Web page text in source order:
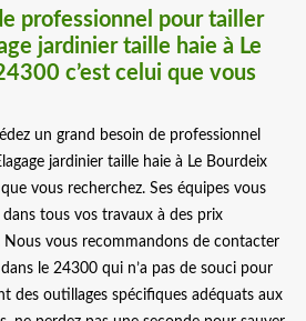
professionnel pour tailler
jardinier taille haie à Le
c’est celui que vous
un grand besoin de professionnel
jardinier taille haie à Le Bourdeix
vous recherchez. Ses équipes vous
tous vos travaux à des prix
Nous vous recommandons de contacter
le 24300 qui n’a pas de souci pour
des outillages spécifiques adéquats aux